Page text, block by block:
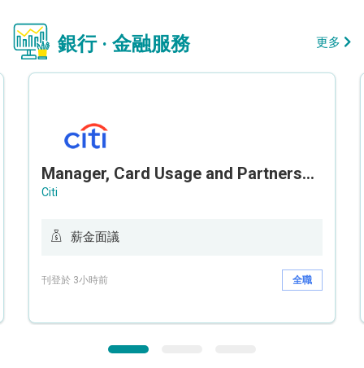
銀行 · 金融服務 更多
Manager, Card Usage and Partnership
Citi
薪金面議
刊登於 3小時前 全職